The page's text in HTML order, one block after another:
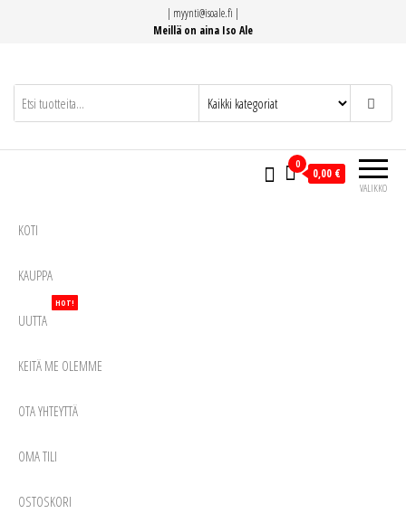
| myynti@isoale.fi |
Meillä on aina Iso Ale
VALIKKO
0
0,00 €
KOTI
KAUPPA
UUTTA
HOT!
KEITÄ ME OLEMME
OTA YHTEYTTÄ
OMA TILI
OSTOSKORI